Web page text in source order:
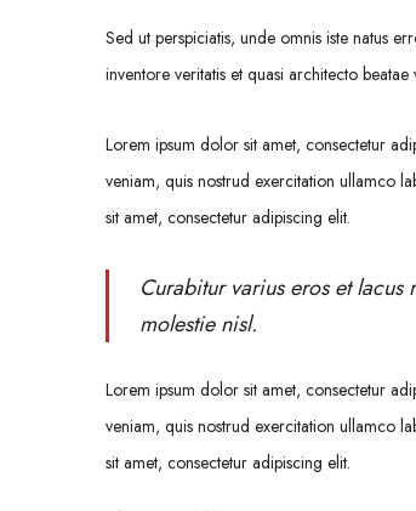
Sed ut perspiciatis, unde omnis iste natus
inventore veritatis et quasi architecto beatae
Lorem ipsum dolor sit amet, consectetur
veniam, quis nostrud exercitation ullamco
sit amet, consectetur adipiscing elit.
Curabitur varius eros et
molestie nisl.
Lorem ipsum dolor sit amet, consectetur
veniam, quis nostrud exercitation ullamco
sit amet, consectetur adipiscing elit.